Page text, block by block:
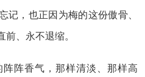
记，也正因为梅的这份傲骨、
、永不退缩。
阵香气，那样清淡、那样高